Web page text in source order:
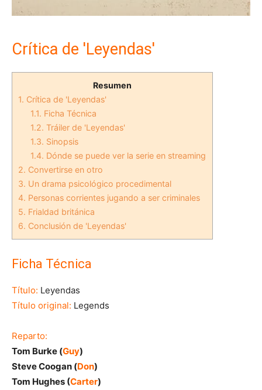
Crítica de 'Leyendas'
Resumen
1. Crítica de 'Leyendas'
1.1. Ficha Técnica
1.2. Tráiler de 'Leyendas'
1.3. Sinopsis
1.4. Dónde se puede ver la serie en streaming
2. Convertirse en otro
3. Un drama psicológico procedimental
4. Personas corrientes jugando a ser criminales
5. Frialdad británica
6. Conclusión de 'Leyendas'
Ficha Técnica
Título: Leyendas
Título original: Legends
Reparto:
Tom Burke (Guy)
Steve Coogan (Don)
Tom Hughes (Carter)